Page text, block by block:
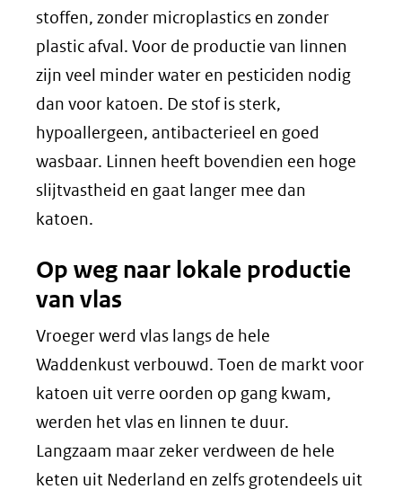
stoffen, zonder microplastics en zonder
plastic afval. Voor de productie van linnen
zijn veel minder water en pesticiden nodig
dan voor katoen. De stof is sterk,
hypoallergeen, antibacterieel en goed
wasbaar. Linnen heeft bovendien een hoge
slijtvastheid en gaat langer mee dan
katoen.
Op weg naar lokale productie
van vlas
Vroeger werd vlas langs de hele
Waddenkust verbouwd. Toen de markt voor
katoen uit verre oorden op gang kwam,
werden het vlas en linnen te duur.
Langzaam maar zeker verdween de hele
keten uit Nederland en zelfs grotendeels uit